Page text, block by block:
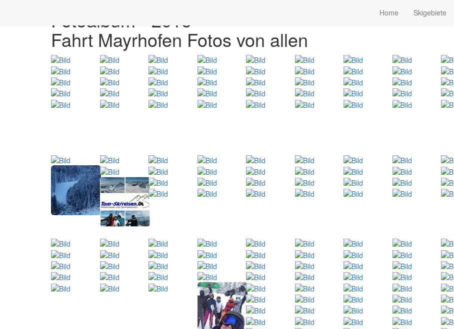
Home Skigebiete
Fotoalbum - 2015
Fahrt Mayrhofen Fotos von allen